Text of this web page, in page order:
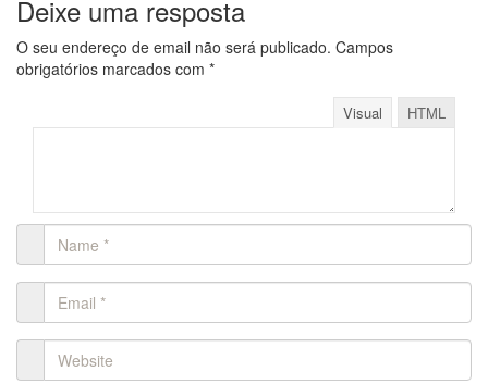
Deixe uma resposta
O seu endereço de email não será publicado. Campos
obrigatórios marcados com *
Visual HTML